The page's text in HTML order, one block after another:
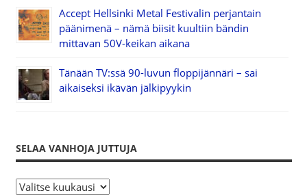
Accept Hellsinki Metal Festivalin perjantain
päänimenä – nämä biisit kuultiin bändin
mittavan 50V-keikan aikana
Tänään TV:ssä 90-luvun floppijännäri – sai
aikaiseksi ikävän jälkipyykin
SELAA VANHOJA JUTTUJA
S